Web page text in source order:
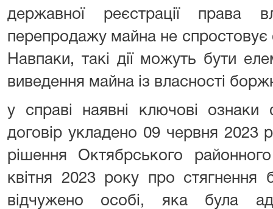
державної реєстрації права
перепродажу майна не спростовує
Навпаки, такі дії можуть бути
виведення майна із власності
у справі наявні ключові ознаки
договір укладено 09 червня 2023
рішення Октябрського
квітня 2023 року про
відчужено особі, яка була